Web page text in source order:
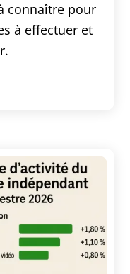
connaître pour
à effectuer et